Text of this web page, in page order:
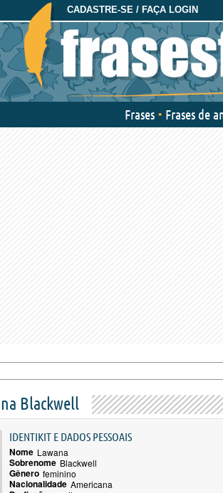
CADASTRE-SE / FAÇA LOGIN
Frases Frases de
Blackwell
IDENTIKIT E DADOS PESSOAIS
Nome Lawana
Sobrenome Blackwell
Gênero feminino
Nacionalidade Americana